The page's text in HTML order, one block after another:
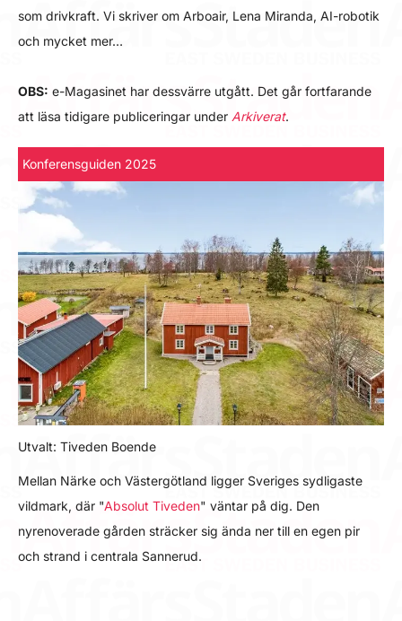
som drivkraft. Vi skriver om Arboair, Lena Miranda, AI-robotik
och mycket mer…
OBS: e-Magasinet har dessvärre utgått. Det går fortfarande
att läsa tidigare publiceringar under Arkiverat.
Konferensguiden 2025
Utvalt: Tiveden Boende
Mellan Närke och Västergötland ligger Sveriges sydligaste
vildmark, där "Absolut Tiveden" väntar på dig. Den
nyrenoverade gården sträcker sig ända ner till en egen pir
och strand i centrala Sannerud.